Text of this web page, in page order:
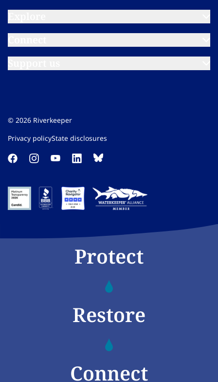
© 2026 Riverkeeper
Privacy policy​​​​‌ ‍ ​‍​‍‌‍ ‌ ​‍‌‍‍‌‌‍‌ ‌‍‍‌‌‍ ‍​‍​‍​ ‍‍​‍​‍‌ ​ ‌‍​‌‌‍ ‍‌‍‍‌‌ ‌​‌ ‍‌​‍ ‍‌‍‍‌‌‍ ​‍​‍​‍ ​​‍​‍‌‍‍​‌ ​‍‌‍‌‌‌‍‌‍​‍​‍​ ‍‍​‍​‍‌‍‍​‌ ‌​‌ ‌​‌ ​​‌ ​ ​ ‍‍​‍ ​‍ ‌‍​ ‌‍ ‌‌ ​ ​‍ ‍‌‍ ‌‌‍​‌‌‍‍‌‌‍ ‍​‍ ‍​ ​‍​ ​​​ ​‍​ ‌​‌ ​‍‌‍‌‌‌‍‌​‌‍‌‌‌ ​ ‌‍‍‌‌‍‌ ‌‍ ‍​‍ ‍‌ ​‍‌‍‍‌‌ ‌‍‌‍‌‌‌ ​‍‌‍‍ ‌‍‌‌‌‍‌‌‌ ​​‌‍‌‌‌ ​‍​‍ ‍‌‍ ‌ ​‍‌‍‌ ​‍ ‌‍‍‌‌‍ ‍‌ ‌​‌‍‌‌‌‍ ‍‌ ‌​​‍ ‌‍‌‌‌‍‌​‌‍‍‌‌ ‌​​‍ ‌‍ ‌‌‍ ‌‍‌​‌‍‌‌​ ‌‌ ​​‌ ​‍‌‍‌‌‌ ​ ‌‍‌‌‌‍ ‍‌ ‌​‌‍​‌‌ ‌​‌‍‍‌‌‍ ‌‍ ‍​ ‍ ‌‍‍‌‌‍‌​​ ‌‌‍‌‍‌‍ ‌‍ ‌ ‌​‌‍‌‌‌ ​‍​ ‍ ‌ ‌​‌ ‍‌‌ ​​‌‍‌‌​ ‌‌‍‌‍‌‍ ‌‍ ‌ ‌​‌‍‌‌‌ ​‍​ ‍ ‌ ​​‌‍​‌‌ ‌​‌‍‍​​ ‌‌‍​‌‌‍‌​‌‍‌​‌‍‍‌‌ ‌​‌‍‍‌‌‍ ‌‍ ‍‌‍​‌‌‍ ​‌​ ​‌‍‍‌‌‍ ‍‌‍‍ ‌ ​ ​‍‌‌​ ‌‌‌​​‍‌‌ ‌‍‍ ‌‍‌‌‌ ‍‌​‍‌‌​ ​ ‌​‌​​‍‌‌​ ​ ‌​‌​​‍‌‌​ ​‍​ ​‍‌‍​ ‌‍‌‍​ ​​​ ​‍​ ​‌​ ‌‍​ ‍‌​ ‌​​ ‌​‌‍​‌​ ​‍‌‍​ ​‍‌‌​ ​‍​ ​‍​‍‌‌​ ‌‌‌​‌​​‍ ‍‌ ‌​‌‍‌‌‌ ‍​‌ ‌​​ ‌‍​‍‌‍​‌‌ ​ ‌‍‌‌‌‌‌‌‌ ​‍‌‍ ​​ ‌‌‍‍​‌ ‌​‌ ‌​‌ ​​‌ ​ ​‍‌‌​ ​ ‌​​‌​‍‌‌​ ​‍‌​‌‍​‍‌‌​ ​‍‌​‌‍‌‍​ ‌‍ ‌‌ ​ ​‍ ‍‌‍ ‌‌‍​‌‌‍‍‌‌‍ ‍​‍ ‍​ ​‍​ ​​​ ​‍​ ‌​‌ ​‍‌‍‌‌‌‍‌​‌‍‌‌‌ ​ ‌‍‍‌‌‍‌ ‌‍ ‍​‍ ‍‌ ​‍‌‍‍‌‌ ‌‍‌‍‌‌‌ ​‍‌‍‍ ‌‍‌‌‌‍‌‌‌ ​​‌‍‌‌‌ ​‍​‍ ‍‌‍ ‌ ​‍‌‍‌ ​‍‌‍‌‍‍‌‌‍‌​​ ‌‌‍‌‍‌‍ ‌‍ ‌ ‌​‌‍‌‌‌ ​‍​‍‌‍‌ ‌​‌ ‍‌‌ ​​‌‍‌‌​ ‌‌‍‌‍‌‍ ‌‍ ‌ ‌​‌‍‌‌‌ ​‍​‍‌‍‌ ​​‌‍​‌‌ ‌​‌‍‍​​ ‌‌‍​‌‌‍‌​‌‍‌​‌‍‍‌‌ ‌​‌‍‍‌‌‍ ‌‍ ‍‌‍​‌‌‍ ​‌​ ​‌‍‍‌‌‍ ‍‌‍‍ ‌ ​ ​‍‌‌​ ‌‌‌​​‍‌‌ ‌‍‍ ‌‍‌‌‌ ‍‌​‍‌‌​ ​ ‌​‌​​‍‌‌​ ​ ‌​‌​​‍‌‌​ ​‍​ ​‍‌‍​ ‌‍‌‍​ ​​​ ​‍​ ​‌​ ‌‍​ ‍‌​ ‌​​ ‌​‌‍​‌​ ​‍‌‍​ ​‍‌‌​ ​‍​ ​‍​‍‌‌​ ‌‌‌​‌​​‍ ‍‌ ‌​‌‍‌‌‌ ‍​‌ ‌​​‍‌‍‌ ​​‌‍‌‌‌ ​‍‌ ​ ‌ ​​‌‍‌‌‌‍​ ‌ ‌​‌‍‍‌‌ ‌‍‌‍‌‌​ ‌‌ ​​‌ ‌‌‌‍​‍‌‍ ​‌‍‍‌‌ ​ ‌‍‍​‌‍‌‌‌‍‌​​‍​‍‌ ‌State disclosures​​​​‌ ‍ ​‍​‍‌‍ ‌ ​‍‌‍‍‌‌‍‌ ‌‍‍‌‌‍ ‍​‍​‍​ ‍‍​‍​‍‌ ​ ‌‍​‌‌‍ ‍‌‍‍‌‌ ‌​‌ ‍‌​‍ ‍‌‍‍‌‌‍ ​‍​‍​‍ ​​‍​‍‌‍‍​‌ ​‍‌‍‌‌‌‍‌‍​‍​‍​ ‍‍​‍​‍‌‍‍​‌ ‌​‌ ‌​‌ ​​‌ ​ ​ ‍‍​‍ ​‍ ‌‍​ ‌‍ ‌‌ ​ ​‍ ‍‌‍ ‌‌‍​‌‌‍‍‌‌‍ ‍​‍ ‍​ ​‍​ ​​​ ​‍​ ‌​‌ ​‍‌‍‌‌‌‍‌​‌‍‌‌‌ ​ ‌‍‍‌‌‍‌ ‌‍ ‍​‍ ‍‌ ​‍‌‍‍‌‌ ‌‍‌‍‌‌‌ ​‍‌‍‍ ‌‍‌‌‌‍‌‌‌ ​​‌‍‌‌‌ ​‍​‍ ‍‌‍ ‌ ​‍‌‍‌ ​‍ ‌‍‍‌‌‍ ‍‌ ‌​‌‍‌‌‌‍ ‍‌ ‌​​‍ ‌‍‌‌‌‍‌​‌‍‍‌‌ ‌​​‍ ‌‍ ‌‌‍ ‌‍‌​‌‍‌‌​ ‌‌ ​​‌ ​‍‌‍‌‌‌ ​ ‌‍‌‌‌‍ ‍‌ ‌​‌‍​‌‌ ‌​‌‍‍‌‌‍ ‌‍ ‍​ ‍ ‌‍‍‌‌‍‌​​ ‌‌‍‌‍‌‍ ‌‍ ‌ ‌​‌‍‌‌‌ ​‍​ ‍ ‌ ‌​‌ ‍‌‌ ​​‌‍‌‌​ ‌‌‍‌‍‌‍ ‌‍ ‌ ‌​‌‍‌‌‌ ​‍​ ‍ ‌ ​​‌‍​‌‌ ‌​‌‍‍​​ ‌‌‍​‌‌‍‌​‌‍‌​‌‍‍‌‌ ‌​‌‍‍‌‌‍ ‌‍ ‍‌‍​‌‌‍ ​‌​ ​‌‍‍‌‌‍ ‍‌‍‍ ‌ ​ ​‍‌‌​ ‌‌‌​​‍‌‌ ‌‍‍ ‌‍‌‌‌ ‍‌​‍‌‌​ ​ ‌​‌​​‍‌‌​ ​ ‌​‌​​‍‌‌​ ​‍​ ​‍​ ‌‍‌‍​ ‌‍‌‌​ ‍​‌‍‌‌​ ​​‌‍‌​​ ​‍‌‍​‌​ ‌​​ ‍​​ ‍​​‍‌‌​ ​‍​ ​‍​‍‌‌​ ‌‌‌​‌​​‍ ‍‌ ‌​‌‍‌‌‌ ‍​‌ ‌​​ ‌‍​‍‌‍​‌‌ ​ ‌‍‌‌‌‌‌‌‌ ​‍‌‍ ​​ ‌‌‍‍​‌ ‌​‌ ‌​‌ ​​‌ ​ ​‍‌‌​ ​ ‌​​‌​‍‌‌​ ​‍‌​‌‍​‍‌‌​ ​‍‌​‌‍‌‍​ ‌‍ ‌‌ ​ ​‍ ‍‌‍ ‌‌‍​‌‌‍‍‌‌‍ ‍​‍ ‍​ ​‍​ ​​​ ​‍​ ‌​‌ ​‍‌‍‌‌‌‍‌​‌‍‌‌‌ ​ ‌‍‍‌‌‍‌ ‌‍ ‍​‍ ‍‌ ​‍‌‍‍‌‌ ‌‍‌‍‌‌‌ ​‍‌‍‍ ‌‍‌‌‌‍‌‌‌ ​​‌‍‌‌‌ ​‍​‍ ‍‌‍ ‌ ​‍‌‍‌ ​‍‌‍‌‍‍‌‌‍‌​​ ‌‌‍‌‍‌‍ ‌‍ ‌ ‌​‌‍‌‌‌ ​‍​‍‌‍‌ ‌​‌ ‍‌‌ ​​‌‍‌‌​ ‌‌‍‌‍‌‍ ‌‍ ‌ ‌​‌‍‌‌‌ ​‍​‍‌‍‌ ​​‌‍​‌‌ ‌​‌‍‍​​ ‌‌‍​‌‌‍‌​‌‍‌​‌‍‍‌‌ ‌​‌‍‍‌‌‍ ‌‍ ‍‌‍​‌‌‍ ​‌​ ​‌‍‍‌‌‍ ‍‌‍‍ ‌ ​ ​‍‌‌​ ‌‌‌​​‍‌‌ ‌‍‍ ‌‍‌‌‌ ‍‌​‍‌‌​ ​ ‌​‌​​‍‌‌​ ​ ‌​‌​​‍‌‌​ ​‍​ ​‍​ ‌‍‌‍​ ‌‍‌‌​ ‍​‌‍‌‌​ ​​‌‍‌​​ ​‍‌‍​‌​ ‌​​ ‍​​ ‍​​‍‌‌​ ​‍​ ​‍​‍‌‌​ ‌‌‌​‌​​‍ ‍‌ ‌​‌‍‌‌‌ ‍​‌ ‌​​‍‌‍‌ ​​‌‍‌‌‌ ​‍‌ ​ ‌ ​​‌‍‌‌‌‍​ ‌ ‌​‌‍‍‌‌ ‌‍‌‍‌‌​ ‌‌ ​​‌ ‌‌‌‍​‍‌‍ ​‌‍‍‌‌ ​ ‌‍‍​‌‍‌‌‌‍‌​​‍​‍‌ ‌
Protect
Restore
Connect